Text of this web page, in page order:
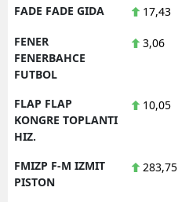
FADE FADE GIDA 17,43
FENER
FENERBAHCE
FUTBOL
3,06
FLAP FLAP
KONGRE TOPLANTI
HIZ.
10,05
FMIZP F-M IZMIT
PISTON
283,75